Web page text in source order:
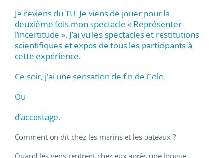
Je reviens du TU. Je viens de jouer pour la
deuxième fois mon spectacle « Représenter
l’incertitude ». J’ai vu les spectacles et restitutions
scientifiques et expos de tous les participants à
cette expérience.
Ce soir, j’ai une sensation de fin de Colo.
Ou
d’accostage.
Comment on dit chez les marins et les bateaux ?
Quand les gens rentrent chez eux après une longue